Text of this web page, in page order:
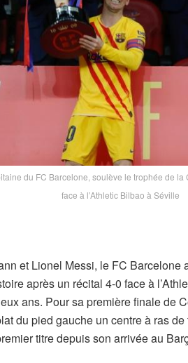
du FC Barcelone, soulève le trophée de
face à l’Athletic Bilbao à Séville
et Lionel Messi, le FC
après un récital 4-0 face à
ans. Pour sa première finale de
du pied gauche un centre à ras
titre depuis son arrivée au